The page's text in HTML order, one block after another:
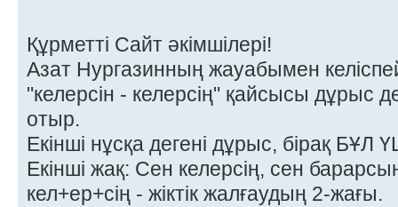
Құрметті Сайт әкімшілері!
Азат Нургазинның жауабымен
"келерсін - келерсің" қайсысы дұрыс
отыр.
Екінші нұсқа дегені дұрыс, бірақ
Екінші жақ: Сен келерсің, сен
кел+ер+сің - жіктік жалғаудың 2-жағы.